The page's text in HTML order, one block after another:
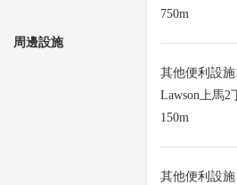
周邊設施
750m
其他便利設施
Lawson上馬2
150m
其他便利設施